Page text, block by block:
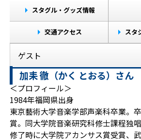
スタグル・グッズ情報
交通アクセス スタ
ゲスト
加耒 徹（かく とおる）さん
＜プロフィール＞
1984年福岡県出身
東京藝術大学音楽学部声楽科卒業。
賞。同大学院音楽研究科修士課程独
修了時に大学院アカンサス賞受賞、